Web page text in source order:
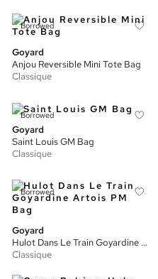
Borrowed
Goyard
Anjou Reversible Mini Tote Bag
Classique
Borrowed
Goyard
Saint Louis GM Bag
Classique
Borrowed
Goyard
Hulot Dans Le Train Goyardine Artois PM Bag
Classique